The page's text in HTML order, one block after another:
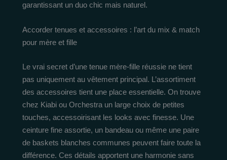
garantissant un duo chic mais naturel.
Accorder tenues et accessoires : l’art du mix & match
pour mère et fille
Le vrai secret d’une tenue mère-fille réussie ne tient
pas uniquement au vêtement principal. L’assortiment
des accessoires tient une place essentielle. On trouve
chez Kiabi ou Orchestra un large choix de petites
touches, accessoirisant les looks avec finesse. Une
ceinture fine assortie, un bandeau ou même une paire
de baskets blanches communes peuvent faire toute la
différence. Ces détails apportent une harmonie sans